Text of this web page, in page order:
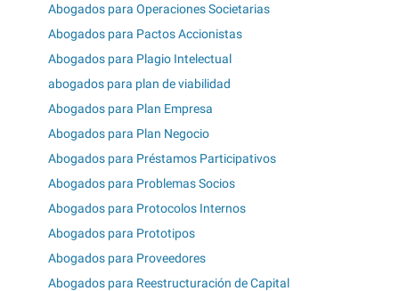
Abogados para Operaciones Societarias
Abogados para Pactos Accionistas
Abogados para Plagio Intelectual
abogados para plan de viabilidad
Abogados para Plan Empresa
Abogados para Plan Negocio
Abogados para Préstamos Participativos
Abogados para Problemas Socios
Abogados para Protocolos Internos
Abogados para Prototipos
Abogados para Proveedores
Abogados para Reestructuración de Capital